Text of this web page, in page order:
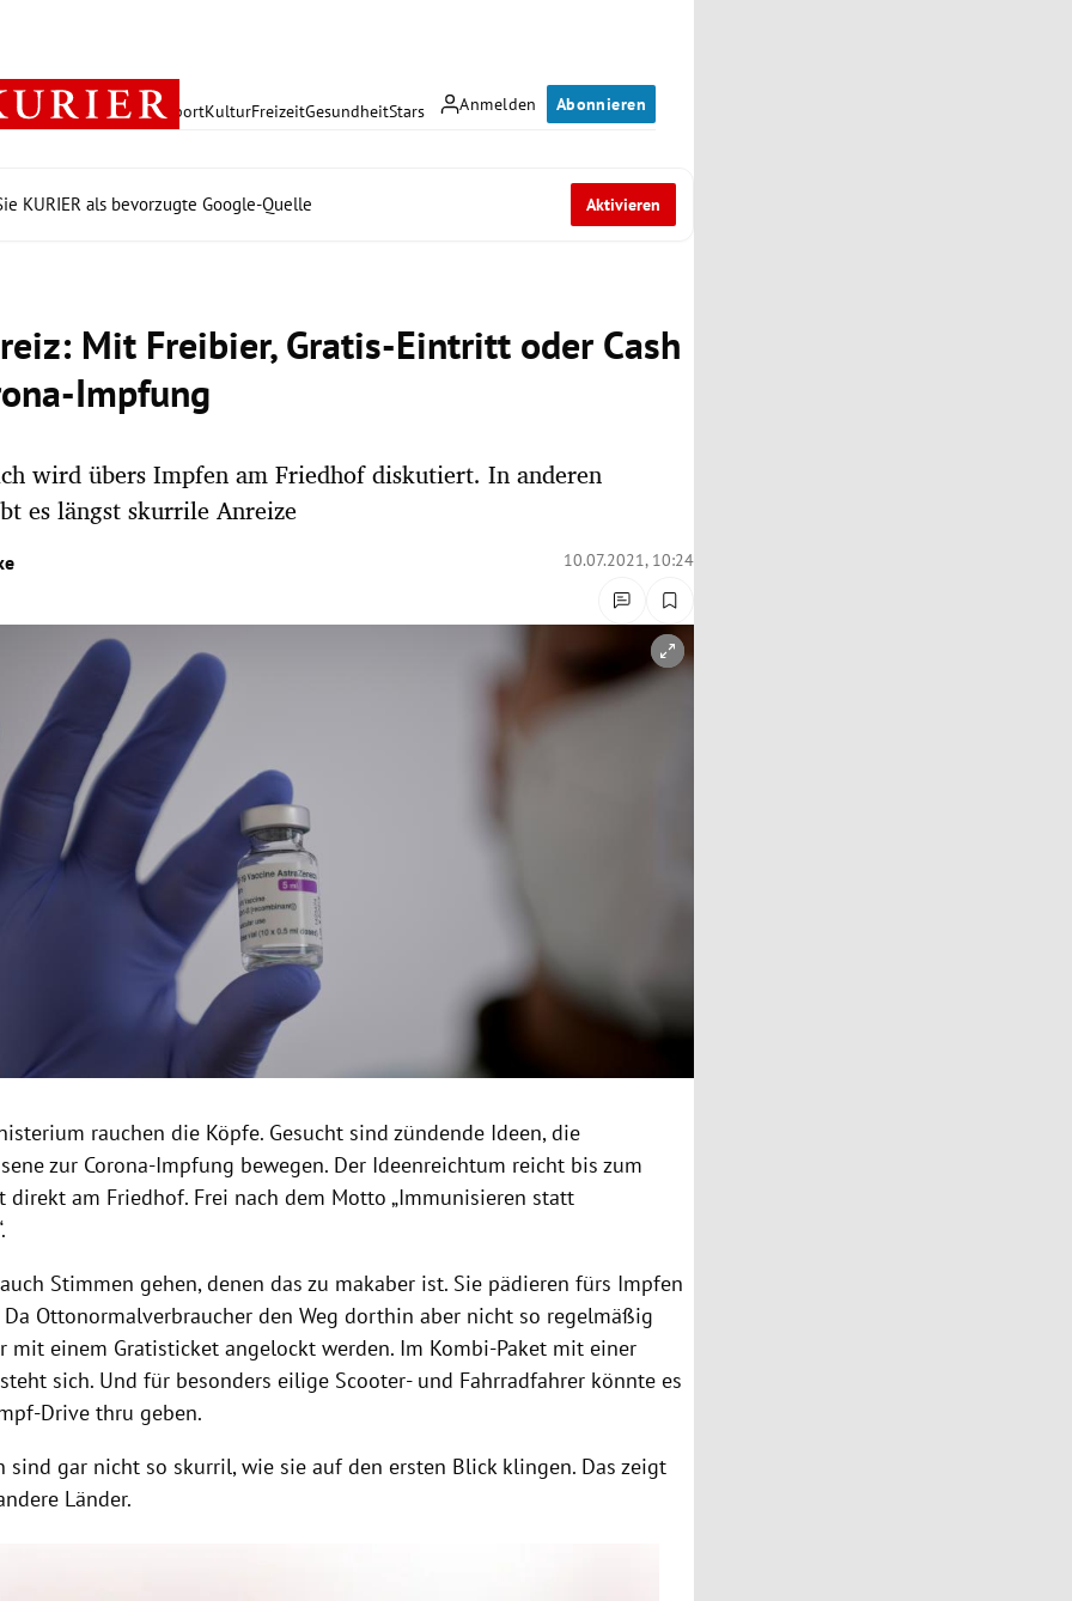
Anmelden Abonnieren
PolitikWirtschaft SportKulturFreizeitGesundheitStars
KURIER als bevorzugte Google-Quelle Aktivieren
Mit Freibier, Gratis-Eintritt oder Cash
Impfung
wird übers Impfen am Friedhof diskutiert. In anderen
es längst skurrile Anreize
10.07.2021, 10:24
öffnen/schließen
rauchen die Köpfe. Gesucht sind zündende Ideen, die
zur Corona-Impfung bewegen. Der Ideenreichtum reicht bis zum
direkt am Friedhof. Frei nach dem Motto „Immunisieren statt
Stimmen gehen, denen das zu makaber ist. Sie pädieren fürs Impfen
Ottonormalverbraucher den Weg dorthin aber nicht so regelmäßig
mit einem Gratisticket angelockt werden. Im Kombi-Paket mit einer
sich. Und für besonders eilige Scooter- und Fahrradfahrer könnte es
Drive thru geben.
sind gar nicht so skurril, wie sie auf den ersten Blick klingen. Das zeigt
Länder.